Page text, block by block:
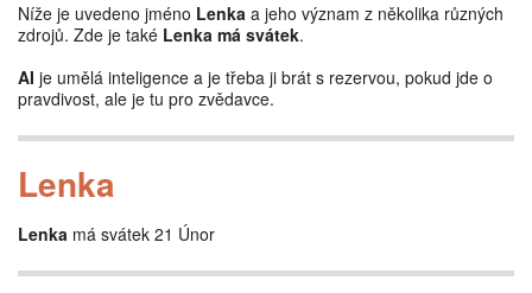
Níže je uvedeno jméno Lenka a jeho význam z několika různých
zdrojů. Zde je také Lenka má svátek.
AI je umělá inteligence a je třeba ji brát s rezervou, pokud jde o
pravdivost, ale je tu pro zvědavce.
Lenka
Lenka má svátek 21 Únor